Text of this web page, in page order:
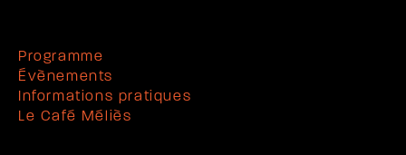
Programme
Évènements
Informations pratiques
Le Café Méliès